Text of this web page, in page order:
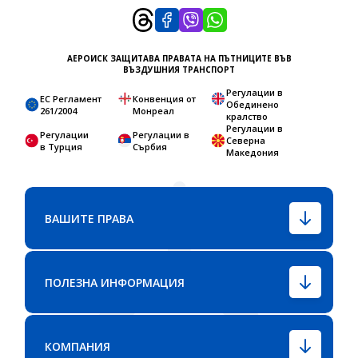
АЕРОИСК ЗАЩИТАВА ПРАВАТА НА ПЪТНИЦИТЕ ВЪВ
ВЪЗДУШНИЯ ТРАНСПОРТ
ЕС Регламент
261/2004
Конвенция от
Монреал
Регулации в
Обединено
кралство
Регулации
в Турция
Регулации в
Сърбия
Регулации в
Северна
Македония
ВАШИТЕ ПРАВА
ПОЛЕЗНА ИНФОРМАЦИЯ
КОМПАНИЯ